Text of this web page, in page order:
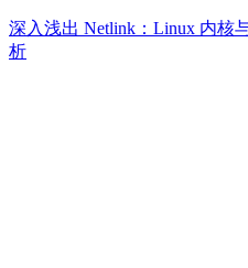
深入浅出 Netlink：Linux 内核
析